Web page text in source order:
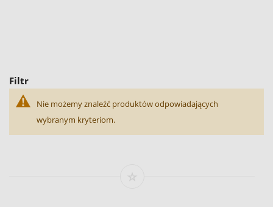
Filtr
Nie możemy znaleźć produktów odpowiadających
wybranym kryteriom.